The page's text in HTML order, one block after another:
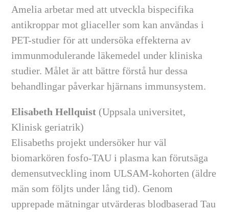
Amelia arbetar med att utveckla bispecifika
antikroppar mot gliaceller som kan användas i
PET-studier för att undersöka effekterna av
immunmodulerande läkemedel under kliniska
studier. Målet är att bättre förstå hur dessa
behandlingar påverkar hjärnans immunsystem.
Elisabeth Hellquist (Uppsala universitet,
Klinisk geriatrik)
Elisabeths projekt undersöker hur väl
biomarkören fosfo-TAU i plasma kan förutsäga
demensutveckling inom ULSAM-kohorten (äldre
män som följts under lång tid). Genom
upprepade mätningar utvärderas blodbaserad Tau